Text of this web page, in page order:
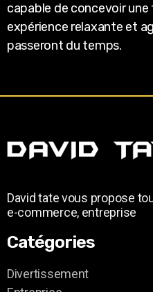
capable de concevoir
expérience relaxante et
passeront du temps.
David tate vous propose
e-commerce, entreprise
Catégories
Divertissement